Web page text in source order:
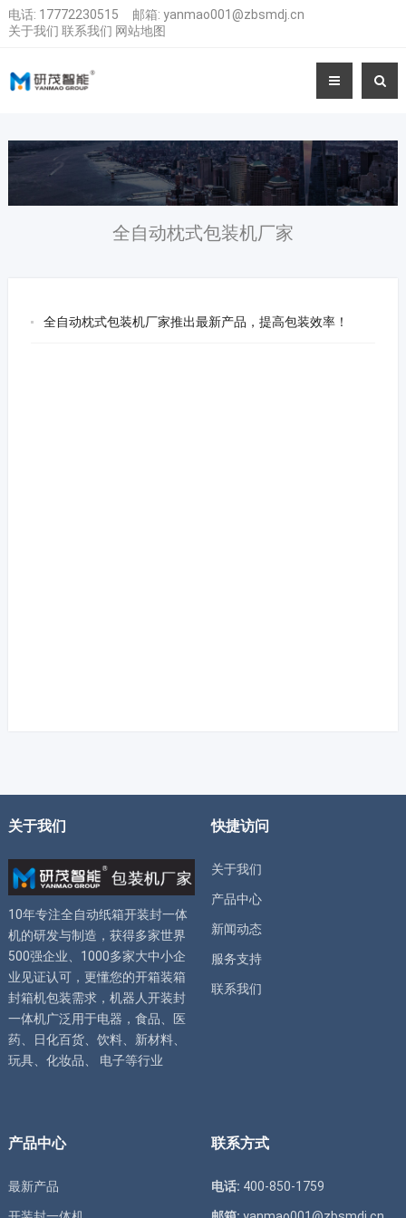
电话: 17772230515 邮箱: yanmao001@zbsmdj.cn
关于我们 联系我们 网站地图
全自动枕式包装机厂家
全自动枕式包装机厂家推出最新产品，提高包装效率！
关于我们
10年专注全自动纸箱开装封一体
机的研发与制造，获得多家世界
500强企业、1000多家大中小企
业见证认可，更懂您的开箱装箱
封箱机包装需求， 机器人开装封
一体机广泛用于电器，食品、医
药、日化百货、饮料、新材料、
玩具、化妆品、 电子等行业
快捷访问
关于我们
产品中心
新闻动态
服务支持
联系我们
产品中心
最新产品
联系方式
电话: 400-850-1759